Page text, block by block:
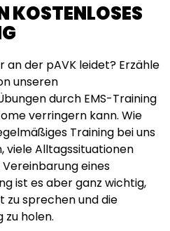
KOSTENLOSES
an der pAVK leidet? Erzähle
unseren
durch EMS-Training
verringern kann. Wie
Training bei uns
viele Alltagssituationen
eines
ist es aber ganz wichtig,
zu sprechen und die
zu holen.